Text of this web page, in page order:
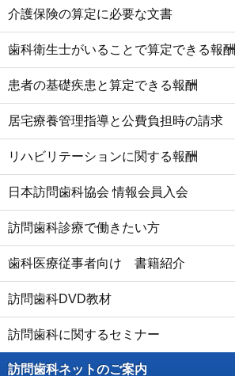
介護保険の算定に必要な文書
歯科衛生士がいることで算定できる報酬
患者の基礎疾患と算定できる報酬
居宅療養管理指導と公費負担時の請求
リハビリテーションに関する報酬
日本訪問歯科協会 情報会員入会
訪問歯科診療で働きたい方
歯科医療従事者向け 書籍紹介
訪問歯科DVD教材
訪問歯科に関するセミナー
訪問歯科ネットのご案内